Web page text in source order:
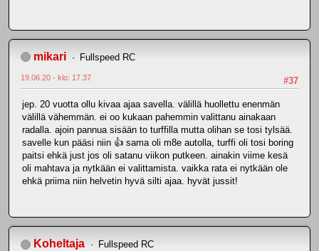
mikari Fullspeed RC
#37
19.06.20 - klo: 17.37
jep. 20 vuotta ollu kivaa ajaa savella. välillä huollettu enenmän
välillä vähemmän. ei oo kukaan pahemmin valittanu ainakaan
radalla. ajoin pannua sisään to turffilla mutta olihan se tosi tylsää.
savelle kun pääsi niin 👍 sama oli m8e autolla, turffi oli tosi boring
paitsi ehkä just jos oli satanu viikon putkeen. ainakin viime kesä
oli mahtava ja nytkään ei valittamista. vaikka rata ei nytkään ole
ehkä priima niin helvetin hyvä silti ajaa. hyvät jussit!
Koheltaja Fullspeed RC